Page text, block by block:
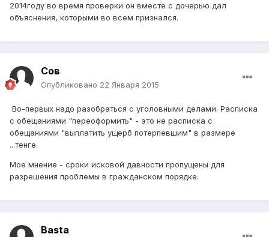
2014году во время проверки он вместе с дочерью дал
объяснения, которыми во всем признался.
Сов
Опубликовано 22 Января 2015
Во-первых надо разобраться с уголовными делами. Расписка
с обещаниями "переоформить" - это не расписка с
обещаниями "выплатить ущерб потерпевшим" в размере
...тенге.
Мое мнение - сроки исковой давности пропущены для
разрешения проблемы в гражданском порядке.
Basta